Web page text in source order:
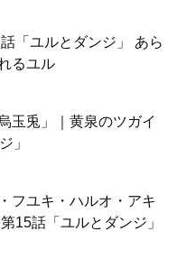
「ユルとダンジ」 あら
るユル
玉兎」｜黄泉のツガイ
」
フユキ・ハルオ・アキ
15話「ユルとダンジ」